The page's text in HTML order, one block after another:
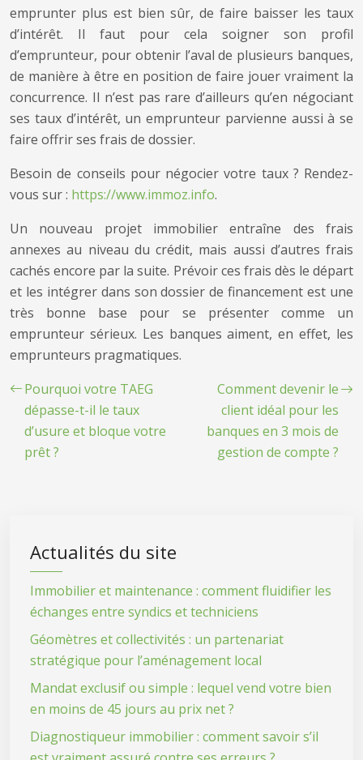
emprunter plus est bien sûr, de faire baisser les taux
d’intérêt. Il faut pour cela soigner son profil
d’emprunteur, pour obtenir l’aval de plusieurs banques,
de manière à être en position de faire jouer vraiment la
concurrence. Il n’est pas rare d’ailleurs qu’en négociant
ses taux d’intérêt, un emprunteur parvienne aussi à se
faire offrir ses frais de dossier.
Besoin de conseils pour négocier votre taux ? Rendez-
vous sur : https://www.immoz.info.
Un nouveau projet immobilier entraîne des frais
annexes au niveau du crédit, mais aussi d’autres frais
cachés encore par la suite. Prévoir ces frais dès le départ
et les intégrer dans son dossier de financement est une
très bonne base pour se présenter comme un
emprunteur sérieux. Les banques aiment, en effet, les
emprunteurs pragmatiques.
Pourquoi votre TAEG
dépasse-t-il le taux
d’usure et bloque votre
prêt ?
Comment devenir le
client idéal pour les
banques en 3 mois de
gestion de compte ?
Actualités du site
Immobilier et maintenance : comment fluidifier les
échanges entre syndics et techniciens
Géomètres et collectivités : un partenariat
stratégique pour l’aménagement local
Mandat exclusif ou simple : lequel vend votre bien
en moins de 45 jours au prix net ?
Diagnostiqueur immobilier : comment savoir s’il